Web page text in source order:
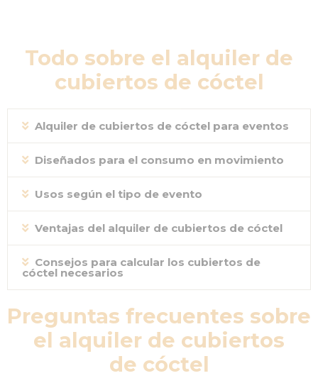
Todo sobre el alquiler de
cubiertos de cóctel
Alquiler de cubiertos de cóctel para eventos
Diseñados para el consumo en movimiento
Usos según el tipo de evento
Ventajas del alquiler de cubiertos de cóctel
Consejos para calcular los cubiertos de
cóctel necesarios
Preguntas frecuentes sobre
el alquiler de cubiertos
de cóctel